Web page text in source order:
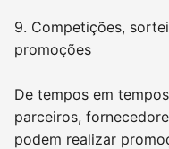
9. Competições,
promoções
De tempos em
parceiros,
podem realizar